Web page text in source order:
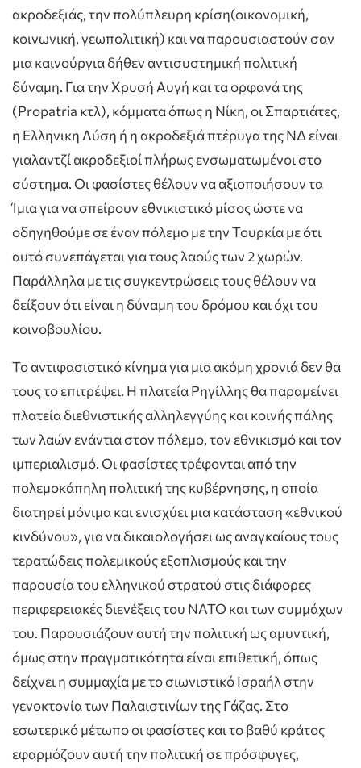
ακροδεξιάς, την πολύπλευρη κρίση(οικονομική,
κοινωνική, γεωπολιτική) και να παρουσιαστούν σαν
μια καινούργια δήθεν αντισυστημική πολιτική
δύναμη. Για την Χρυσή Αυγή και τα ορφανά της
(Propatria κτλ), κόμματα όπως η Νίκη, οι Σπαρτιάτες,
η Ελληνικη Λύση ή η ακροδεξιά πτέρυγα της ΝΔ είναι
γιαλαντζί ακροδεξιοί πλήρως ενσωματωμένοι στο
σύστημα. Οι φασίστες θέλουν να αξιοποιήσουν τα
Ίμια για να σπείρουν εθνικιστικό μίσος ώστε να
οδηγηθούμε σε έναν πόλεμο με την Τουρκία με ότι
αυτό συνεπάγεται για τους λαούς των 2 χωρών.
Παράλληλα με τις συγκεντρώσεις τους θέλουν να
δείξουν ότι είναι η δύναμη του δρόμου και όχι του
κοινοβουλίου.
Το αντιφασιστικό κίνημα για μια ακόμη χρονιά δεν θα
τους το επιτρέψει. Η πλατεία Ρηγίλλης θα παραμείνει
πλατεία διεθνιστικής αλληλεγγύης και κοινής πάλης
των λαών ενάντια στον πόλεμο, τον εθνικισμό και τον
ιμπεριαλισμό. Οι φασίστες τρέφονται από την
πολεμοκάπηλη πολιτική της κυβέρνησης, η οποία
διατηρεί μόνιμα και ενισχύει μια κατάσταση «εθνικού
κινδύνου», για να δικαιολογήσει ως αναγκαίους τους
τερατώδεις πολεμικούς εξοπλισμούς και την
παρουσία του ελληνικού στρατού στις διάφορες
περιφερειακές διενέξεις του ΝΑΤΟ και των συμμάχων
του. Παρουσιάζουν αυτή την πολιτική ως αμυντική,
όμως στην πραγματικότητα είναι επιθετική, όπως
δείχνει η συμμαχία με το σιωνιστικό Ισραήλ στην
γενοκτονία των Παλαιστινίων της Γάζας. Στο
εσωτερικό μέτωπο οι φασίστες και το βαθύ κράτος
εφαρμόζουν αυτή την πολιτική σε πρόσφυγες,